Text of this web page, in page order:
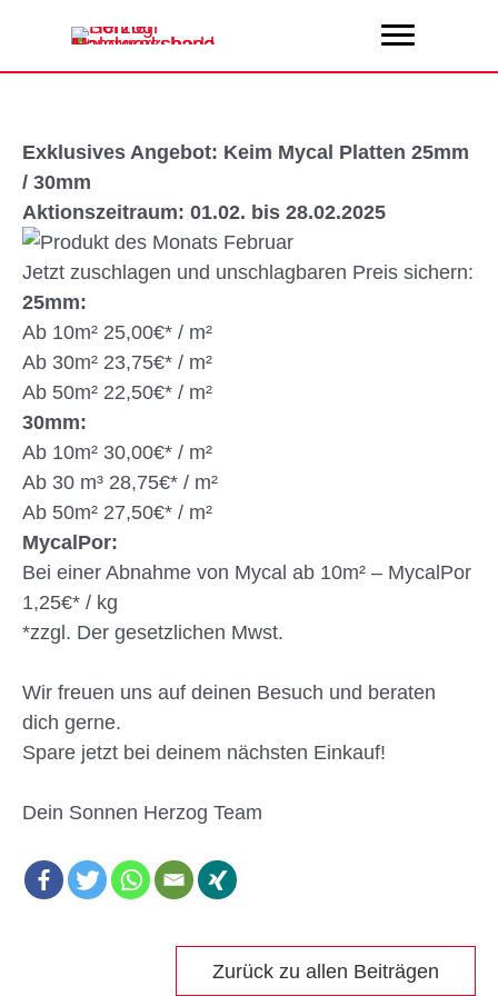
springen
Exklusives Angebot: Keim Mycal Platten 25mm
/ 30mm
Aktionszeitraum: 01.02. bis 28.02.2025
Jetzt zuschlagen und unschlagbaren Preis sichern:
25mm:
Ab 10m² 25,00€* / m²
Ab 30m² 23,75€* / m²
Ab 50m² 22,50€* / m²
30mm:
Ab 10m² 30,00€* / m²
Ab 30 m³ 28,75€* / m²
Ab 50m² 27,50€* / m²
MycalPor:
Bei einer Abnahme von Mycal ab 10m² – MycalPor
1,25€* / kg
*zzgl. Der gesetzlichen Mwst.
Wir freuen uns auf deinen Besuch und beraten
dich gerne.
Spare jetzt bei deinem nächsten Einkauf!
Dein Sonnen Herzog Team
Zurück zu allen Beiträgen